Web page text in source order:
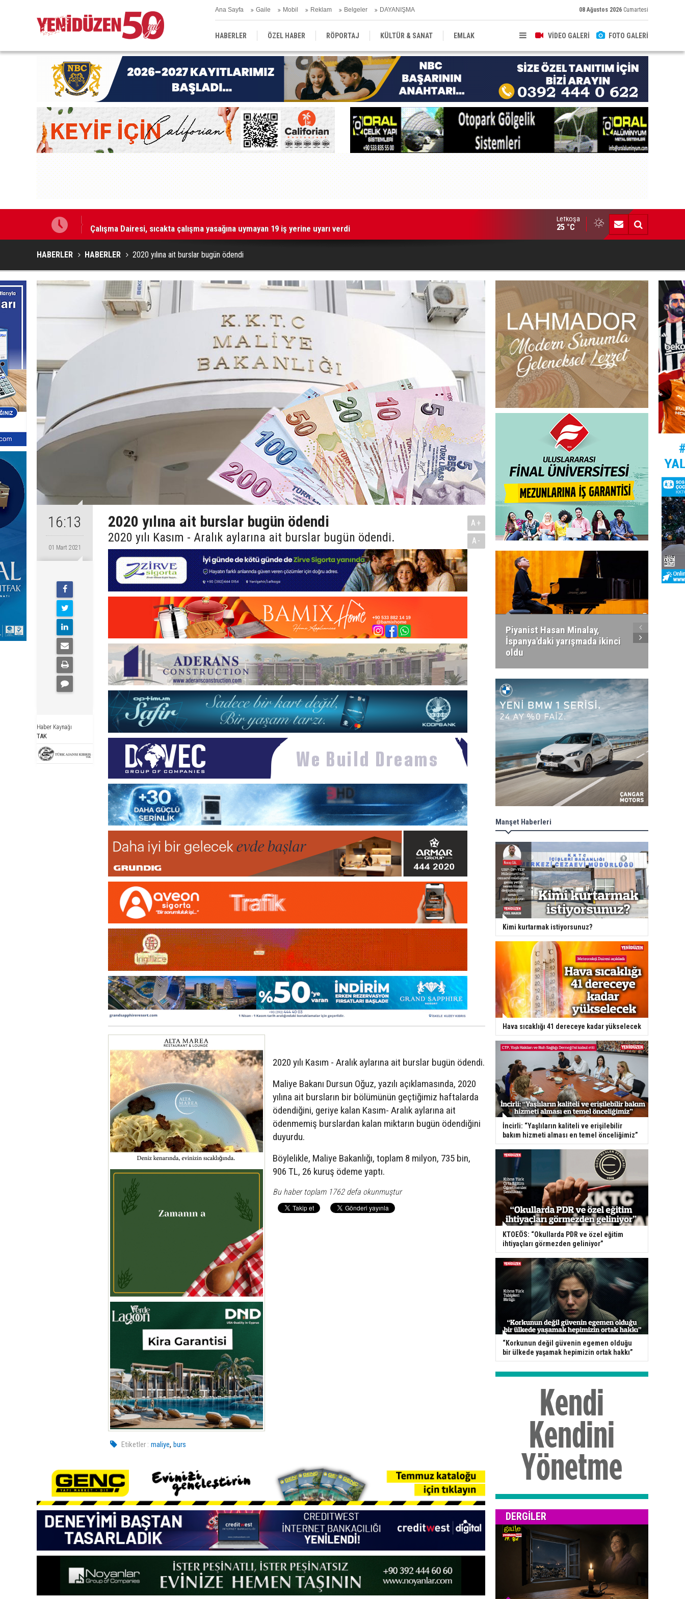
Ana Sayfa Gaile Mobil Reklam Belgeler DAYANIŞMA 08 Ağustos 2026 Cumartesi
VİDEO GALERİ FOTO GALERİ
HABERLER ÖZEL HABER RÖPORTAJ KÜLTÜR & SANAT EMLAK
EĞİTİM YEREL YÖNETİM DERGİLER SEKTÖR
Çalışma Dairesi, sıcakta çalışma yasağına uymayan 19 iş yerine uyarı verdi Grup Ezman’dan Girne’de türkü gecesi
Lefkoşa
25 °C
HABERLER HABERLER 2020 yılına ait burslar bugün ödendi
16:13
01 Mart 2021
Haber Kaynağı
TAK
2020 yılına ait burslar bugün ödendi
2020 yılı Kasım - Aralık aylarına ait burslar bugün ödendi.
A+
A-
2020 yılı Kasım - Aralık aylarına ait burslar bugün ödendi.
Maliye Bakanı Dursun Oğuz, yazılı açıklamasında, 2020
yılına ait bursların bir bölümünün geçtiğimiz haftalarda
ödendiğini, geriye kalan Kasım- Aralık aylarına ait
ödenmemiş burslardan kalan miktarın bugün ödendiğini
duyurdu.
Böylelikle, Maliye Bakanlığı, toplam 8 milyon, 735 bin,
906 TL, 26 kuruş ödeme yaptı.
Bu haber toplam 1762 defa okunmuştur
Etiketler : maliye,burs
Piyanist Hasan Minalay,
İspanya'daki yarışmada ikinci
oldu
Manşet Haberleri
Kimi kurtarmak istiyorsunuz?
Hava sıcaklığı 41 dereceye kadar yükselecek
İncirli: “Yaşlıların kaliteli ve erişilebilir
bakım hizmeti alması en temel önceliğimiz”
KTOEÖS: “Okullarda PDR ve özel eğitim
ihtiyaçları görmezden geliniyor”
“Korkunun değil güvenin egemen olduğu
bir ülkede yaşamak hepimizin ortak hakkı”
DERGILER